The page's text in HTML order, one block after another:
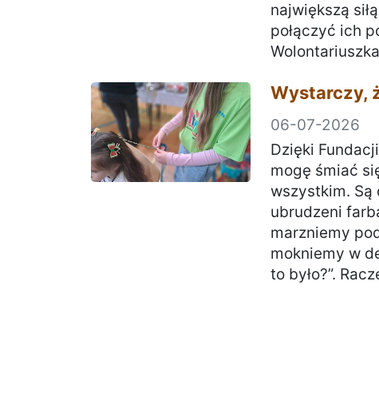
największą
połączyć ich
Wystarczy,
06-07-2026
Dzięki
mogę śmiać
wszystkim. Są
ubrudzeni
marzniemy
mokniemy w
to było?”.